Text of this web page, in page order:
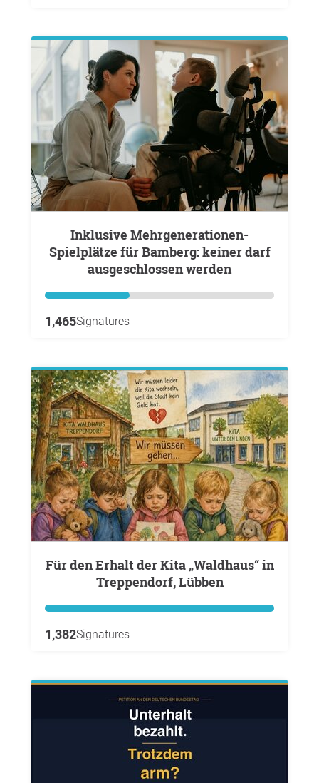
Inklusive Mehrgenerationen-
Spielplätze für Bamberg: keiner darf
ausgeschlossen werden
1,465Signatures
Für den Erhalt der Kita „Waldhaus“ in
Treppendorf, Lübben
1,382Signatures